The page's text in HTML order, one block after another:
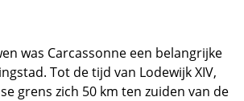
was Carcassonne een belangrijke
Tot de tijd van Lodewijk XIV,
grens zich 50 km ten zuiden van de